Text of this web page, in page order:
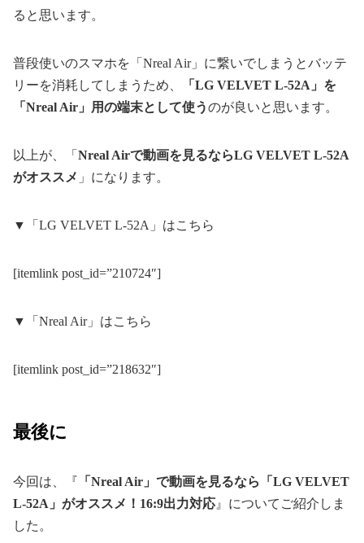
ると思います。
普段使いのスマホを「Nreal Air」に繋いでしまうとバッテ
リーを消耗してしまうため、
「LG VELVET L-52A」を
「Nreal Air」用の端末として使うのが良いと思います。
以上が、「 Nreal Airで動画を見るならLG VELVET L-52A
がオススメ 」になります。
▼「LG VELVET L-52A」はこちら
[itemlink post_id=”210724″]
▼「Nreal Air」はこちら
[itemlink post_id=”218632″]
最後に
今回は、『 「Nreal Air」で動画を見るなら「LG VELVET
L-52A」がオススメ！16:9出力対応 』についてご紹介しま
した。